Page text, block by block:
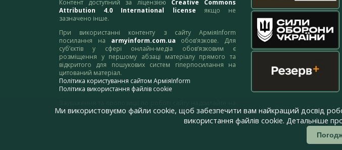
Контент доступний за ліцензією Creative Commons
Attribution 4.0 International license якщо не
зазначено інше.
При використанні контенту з сайту АрміяInform
посилання на armyinform.com.ua обов’язкове. Для
суб’єктів у сфері онлайн-медіа обов’язковим є
розміщення у першому абзаці матеріалу прямого та
відкритого для пошукових систем гіперпосилання на
цитований матеріал.
Політика користування сайтом АрміяInform
Політика використання файлів cookie
адресу:webmaster@armyinform.com.ua
Ми використовуємо файли cookie, щоб забезпечити вам найкращий досвід
використання файлів cookie. Детальніше